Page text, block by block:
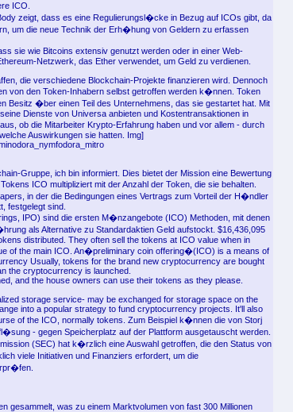
ICO.
zeigt, dass es eine Regulierungsl�cke in Bezug auf ICOs gibt, da
um die neue Technik der Erh�hung von Geldern zu erfassen
sie wie Bitcoins extensiv genutzt werden oder in einer Web-
Netzwerk, das Ether verwendet, um Geld zu verdienen.
die verschiedene Blockchain-Projekte finanzieren wird. Dennoch
von den Token-Inhabern selbst getroffen werden k�nnen. Token
Besitz �ber einen Teil des Unternehmens, das sie gestartet hat. Mit
Dienste von Universa anbieten und Kostentransaktionen in
ob die Mitarbeiter Krypto-Erfahrung haben und vor allem - durch
Auswirkungen sie hatten. Img]
Gruppe, ich bin informiert. Dies bietet der Mission eine Bewertung
ICO multipliziert mit der Anzahl der Token, die sie behalten.
in der die Bedingungen eines Vertrags zum Vorteil der H�ndler
festgelegt sind.
IPO) sind die ersten M�nzangebote (ICO) Methoden, mit denen
als Alternative zu Standardaktien Geld aufstockt. $16,436,095
distributed. They often sell the tokens at ICO value when in
of the main ICO. An�preliminary coin offering�(ICO) is a means of
Usually, tokens for the brand new cryptocurrency are bought
the cryptocurrency is launched.
and the house owners can use their tokens as they please.
storage service- may be exchanged for storage space on the
into a popular strategy to fund cryptocurrency projects. It'll also
of the ICO, normally tokens. Zum Beispiel k�nnen die von Storj
- gegen Speicherplatz auf der Plattform ausgetauscht werden.
(SEC) hat k�rzlich eine Auswahl getroffen, die den Status von
viele Initiativen und Finanziers erfordert, um die
gesammelt, was zu einem Marktvolumen von fast 300 Millionen